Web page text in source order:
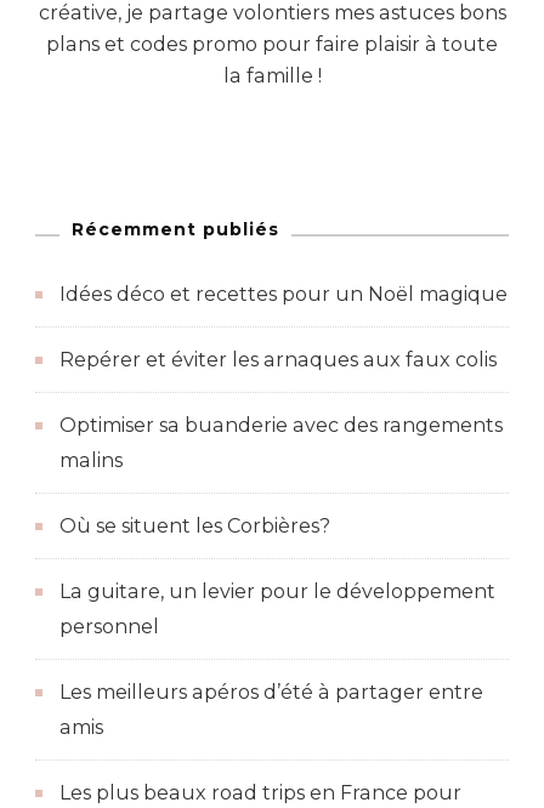
créative, je partage volontiers mes astuces bons
plans et codes promo pour faire plaisir à toute
la famille !
Récemment publiés
Idées déco et recettes pour un Noël magique
Repérer et éviter les arnaques aux faux colis
Optimiser sa buanderie avec des rangements
malins
Où se situent les Corbières?
La guitare, un levier pour le développement
personnel
Les meilleurs apéros d’été à partager entre
amis
Les plus beaux road trips en France pour